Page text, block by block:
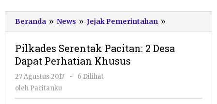
Beranda » News » Jejak Pemerintahan »
Serentak
2
Pilkades Serentak Pacitan: 2 Desa
Dapat Perhatian Khusus
27 Agustus 2017
oleh
-
6 Dilihat
oleh Pacitanku